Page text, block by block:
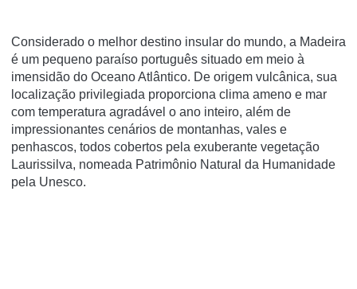
Considerado o melhor destino insular do mundo, a Madeira
é um pequeno paraíso português situado em meio à
imensidão do Oceano Atlântico. De origem vulcânica, sua
localização privilegiada proporciona clima ameno e mar
com temperatura agradável o ano inteiro, além de
impressionantes cenários de montanhas, vales e
penhascos, todos cobertos pela exuberante vegetação
Laurissilva, nomeada Patrimônio Natural da Humanidade
pela Unesco.